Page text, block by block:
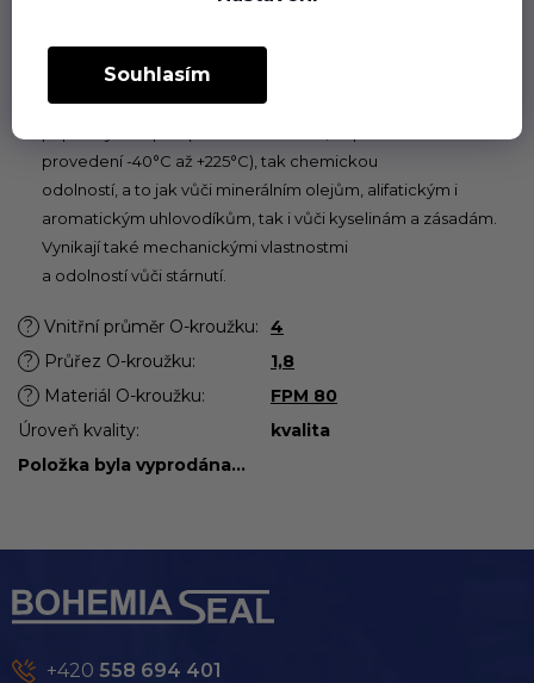
Souhlasím
Fluorkaučuk (FPM, FKM)
O-kroužky z materiálu FKM vynikají jak vysokým rozsahem
provedení -40°C až +225°C), tak chemickou
odolností, a to jak vůči minerálním olejům, alifatickým i
aromatickým uhlovodíkům, tak i vůči kyselinám a zásadám.
Vynikají také mechanickými vlastnostmi
a odolností vůči stárnutí.
? Vnitřní průměr O-kroužku:
4
?
Průřez O-kroužku:
1,8
?
Materiál O-kroužku:
FPM 80
Úroveň kvality:
kvalita
Položka byla vyprodána…
p
+420 558 694 401